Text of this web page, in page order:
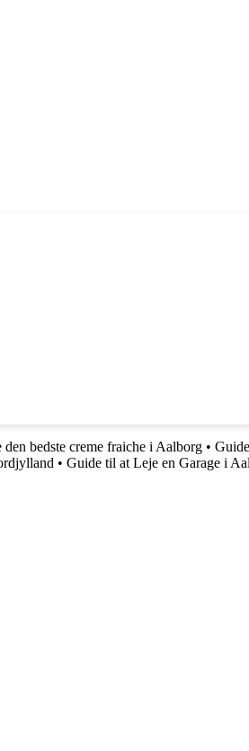
bedste creme fraiche i Aalborg •
• Guide til at Leje en Garage i